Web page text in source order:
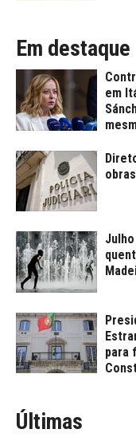
Em destaque
em
para
Últimas